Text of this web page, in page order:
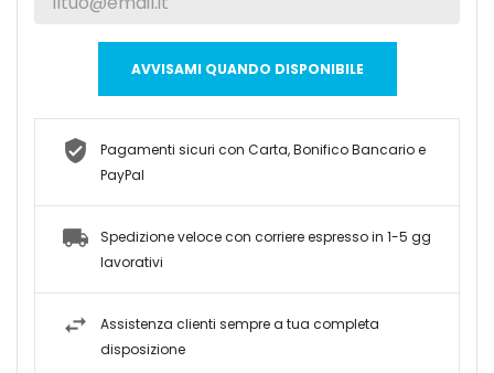
AVVISAMI QUANDO DISPONIBILE
Pagamenti sicuri con Carta, Bonifico Bancario e
PayPal
Spedizione veloce con corriere espresso in 1-5 gg
lavorativi
Assistenza clienti sempre a tua completa
disposizione